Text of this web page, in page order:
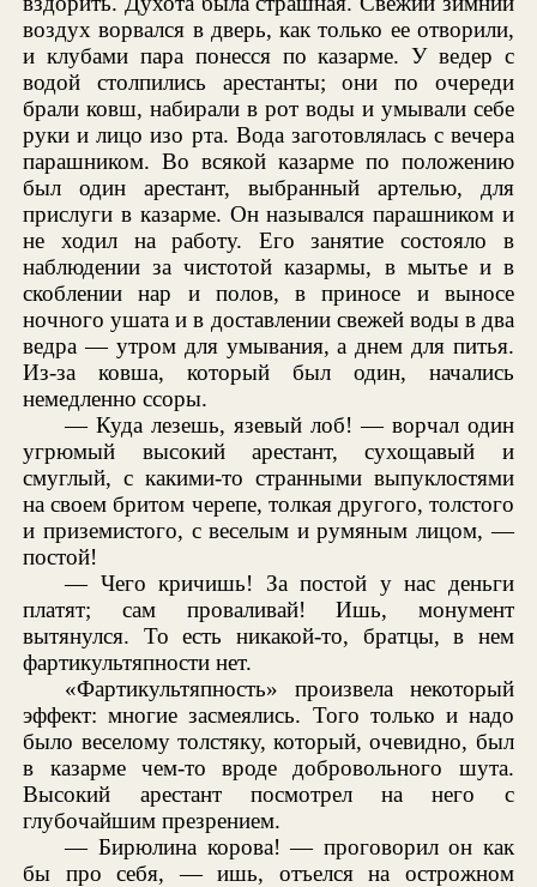
воздух ворвался в дверь, как только ее отворили,
и клубами пара понесся по казарме. У ведер с
водой столпились арестанты; они по очереди
брали ковш, набирали в рот воды и умывали себе
руки и лицо изо рта. Вода заготовлялась с вечера
парашником. Во всякой казарме по положению
был один арестант, выбранный артелью, для
прислуги в казарме. Он назывался парашником и
не ходил на работу. Его занятие состояло в
наблюдении за чистотой казармы, в мытье и в
скоблении нар и полов, в приносе и выносе
ночного ушата и в доставлении свежей воды в два
ведра — утром для умывания, а днем для питья.
Из-за ковша, который был один, начались
немедленно ссоры.
— Куда лезешь, язевый лоб! — ворчал один
угрюмый высокий арестант, сухощавый и
смуглый, с какими-то странными выпуклостями
на своем бритом черепе, толкая другого, толстого
и приземистого, с веселым и румяным лицом, —
постой!
— Чего кричишь! За постой у нас деньги
платят; сам проваливай! Ишь, монумент
вытянулся. То есть никакой-то, братцы, в нем
фартикультяпности нет.
«Фартикультяпность» произвела некоторый
эффект: многие засмеялись. Того только и надо
было веселому толстяку, который, очевидно, был
в казарме чем-то вроде добровольного шута.
Высокий арестант посмотрел на него с
глубочайшим презрением.
— Бирюлина корова! — проговорил он как
бы про себя, — ишь, отъелся на острожном